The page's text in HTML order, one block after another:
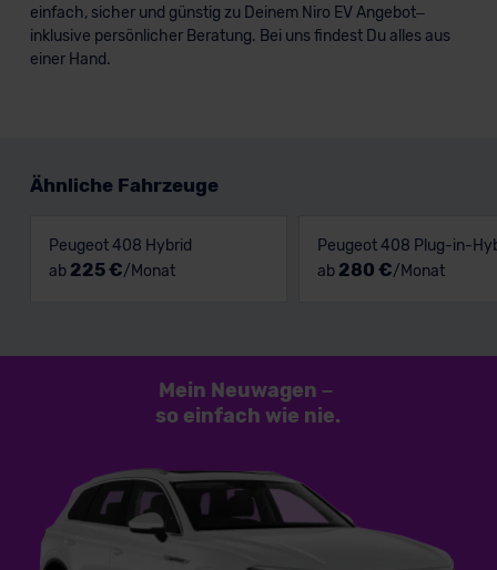
einfach, sicher und günstig zu Deinem Niro EV Angebot–
inklusive persönlicher Beratung. Bei uns findest Du alles aus
einer Hand.
Ähnliche Fahrzeuge
Peugeot 408 Hybrid
ab 225 €/Monat
Peugeot 408 Plug-in-
ab 280 €/Monat
Mein Neuwagen –
so einfach wie nie.